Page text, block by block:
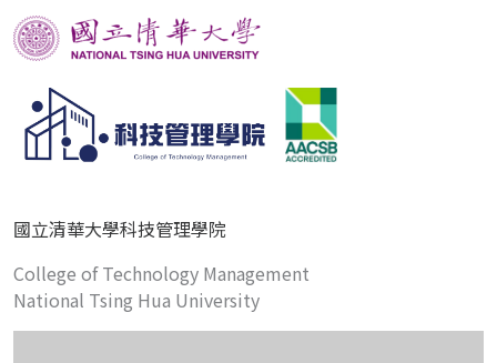
國立清華大學科技管理學院
College of Technology Management
National Tsing Hua University